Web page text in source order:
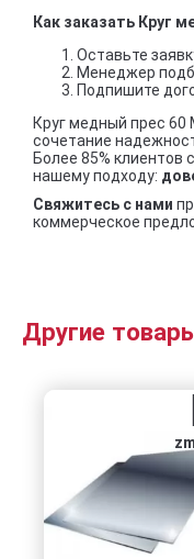
Как заказать Круг
Оставьте
Менеджер
Подпишите
Круг медный прес 60
сочетание
Более 85% клиентов
нашему подходу:
Свяжитесь с нами
коммерческое
Другие